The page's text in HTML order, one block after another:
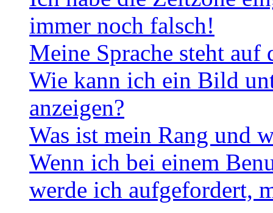
immer noch falsch!
Meine Sprache steht
Wie kann ich ein Bild
anzeigen?
Was ist mein Rang und
Wenn ich bei einem
werde ich aufgefordert,